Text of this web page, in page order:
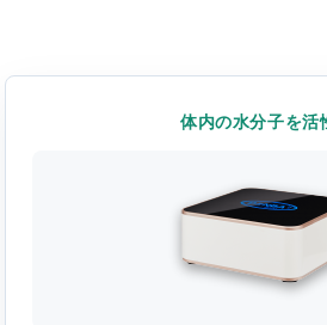
体内の水分子を活